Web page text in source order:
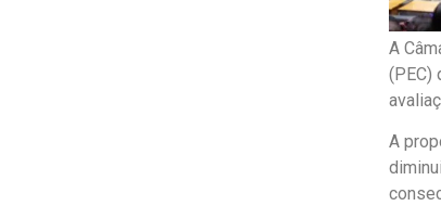
A
(PEC)
A